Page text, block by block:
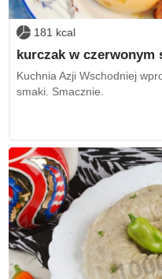
181 kcal
kurczak w czerwonym
Kuchnia Azji Wschodniej
smaki. Smacznie.